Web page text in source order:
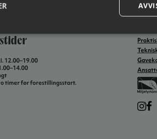
12.00–19.00
timer før forestillingsstart.